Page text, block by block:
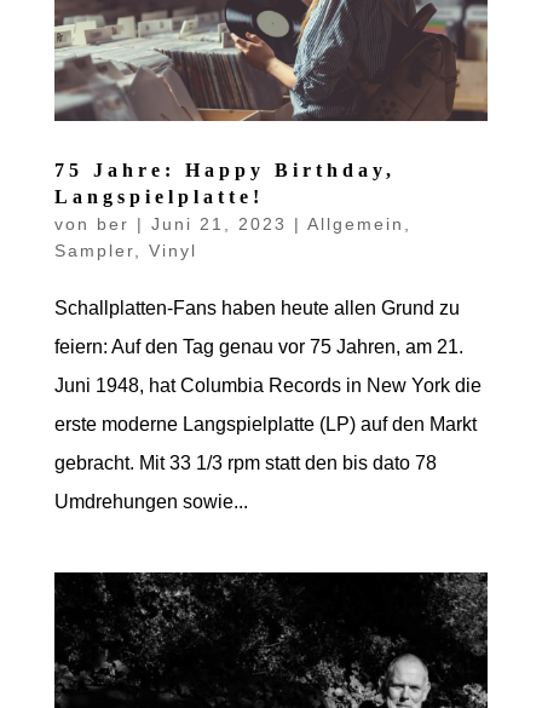
75 Jahre: Happy Birthday,
Langspielplatte!
von ber | Juni 21, 2023 | Allgemein
Sampler
Vinyl
Schallplatten-Fans haben heute allen Grund zu
feiern: Auf den Tag genau vor 75 Jahren, am 21.
Juni 1948, hat Columbia Records in New York die
erste moderne Langspielplatte (LP) auf den Markt
gebracht. Mit 33 1/3 rpm statt den bis dato 78
Umdrehungen sowie...